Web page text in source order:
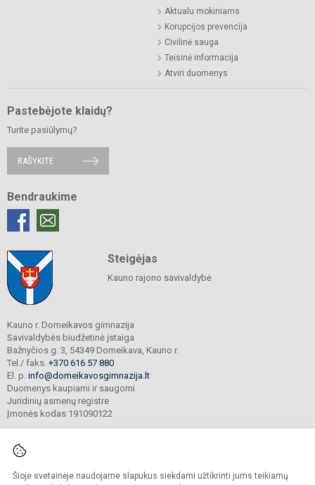
Šioje svetainėje naudojame slapukus siekdami užtikrinti jums teikiamų
Aktualu mokiniams
Korupcijos prevencija
Civilinė sauga
Teisinė informacija
Atviri duomenys
Pastebėjote klaidų?
Turite pasiūlymų?
RAŠYKITE
Bendraukime
Steigėjas
Kauno rajono savivaldybė
Kauno r. Domeikavos gimnazija
Savivaldybės biudžetinė įstaiga
Bažnyčios g. 3, 54349 Domeikava, Kauno r.
Tel./ faks. +370 616 57 880
El. p. info@domeikavosgimnazija.lt
Duomenys kaupiami ir saugomi
Juridinių asmenų registre
Įmonės kodas 191090122
© 2021. Kauno r. Domeikavos gimnazija. Visos teisės saugomos.